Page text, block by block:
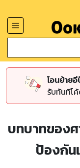
โอนย้าย
รับทันทีโ
บทบาทของศ
ป้องกัน